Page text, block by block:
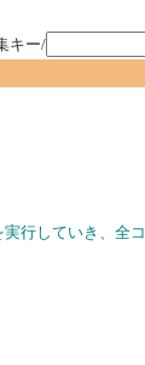
キー/
行していき、全